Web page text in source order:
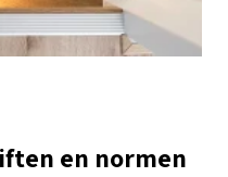
en normen